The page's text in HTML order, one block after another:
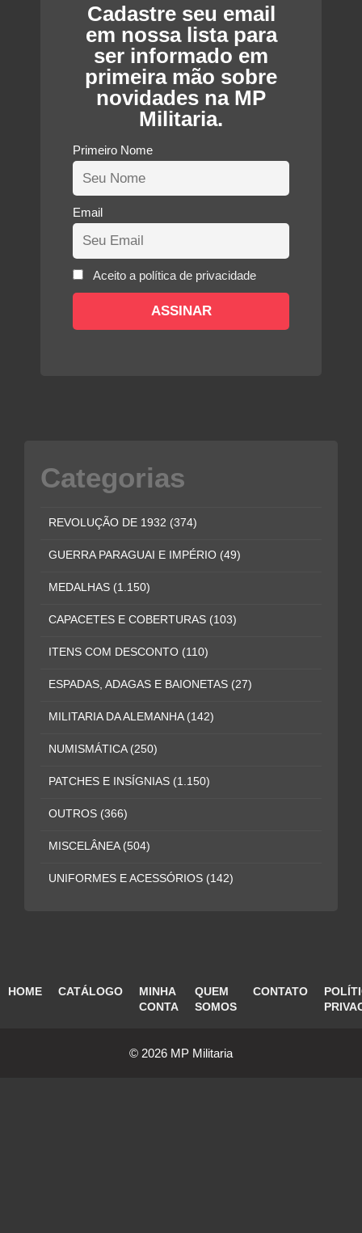
Cadastre seu email
em nossa lista para
ser informado em
primeira mão sobre
novidades na MP
Militaria.
Primeiro Nome
Email
Aceito a política de privacidade
Categorias
REVOLUÇÃO DE 1932 (374)
GUERRA PARAGUAI E IMPÉRIO (49)
MEDALHAS (1.150)
CAPACETES E COBERTURAS (103)
ITENS COM DESCONTO (110)
ESPADAS, ADAGAS E BAIONETAS (27)
MILITARIA DA ALEMANHA (142)
NUMISMÁTICA (250)
PATCHES E INSÍGNIAS (1.150)
OUTROS (366)
MISCELÂNEA (504)
UNIFORMES E ACESSÓRIOS (142)
HOME CATÁLOGO
MINHA
CONTA
QUEM
SOMOS
CONTATO
© 2026 MP Militaria